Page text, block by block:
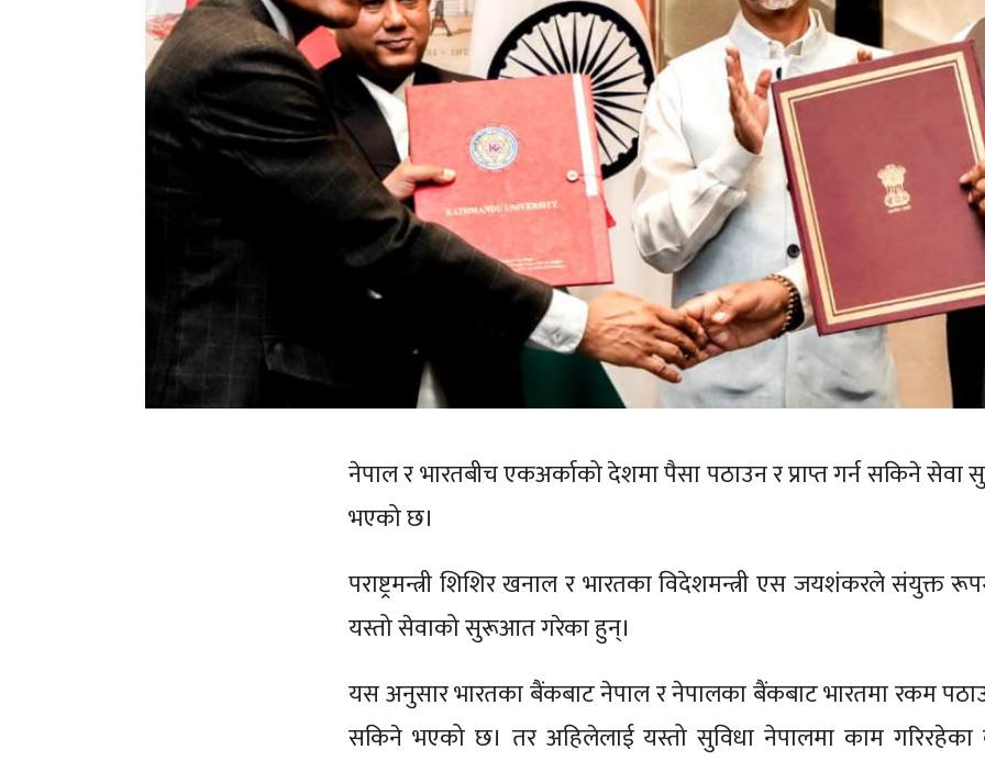
नेपाल र भारतबीच एकअर्काको देशमा पैसा पठाउन र प्राप्त गर्न सकिने सेवा
भएको छ।
पराष्ट्रमन्त्री शिशिर खनाल र भारतका विदेशमन्त्री एस जयशंकरले संयुक्त
यस्तो सेवाको सुरूआत गरेका हुन्।
यस अनुसार भारतका बैंकबाट नेपाल र नेपालका बैंकबाट भारतमा रकम
सकिने भएको छ। तर अहिलेलाई यस्तो सुविधा नेपालमा काम गरिरहेका